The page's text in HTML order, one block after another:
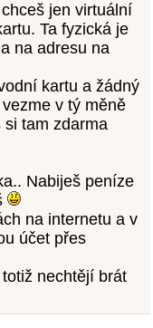
jen virtuální
Ta fyzická je
na adresu na
kartu a žádný
v tý měně
si tam zdarma
Nabiješ peníze
na internetu a v
účet přes
nechtějí brát